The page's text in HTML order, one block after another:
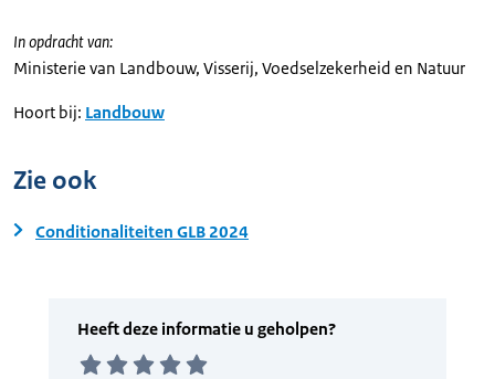
In opdracht van:
Ministerie van Landbouw, Visserij, Voedselzekerheid en Natuur
Hoort bij: Landbouw
Zie ook
Conditionaliteiten GLB 2024